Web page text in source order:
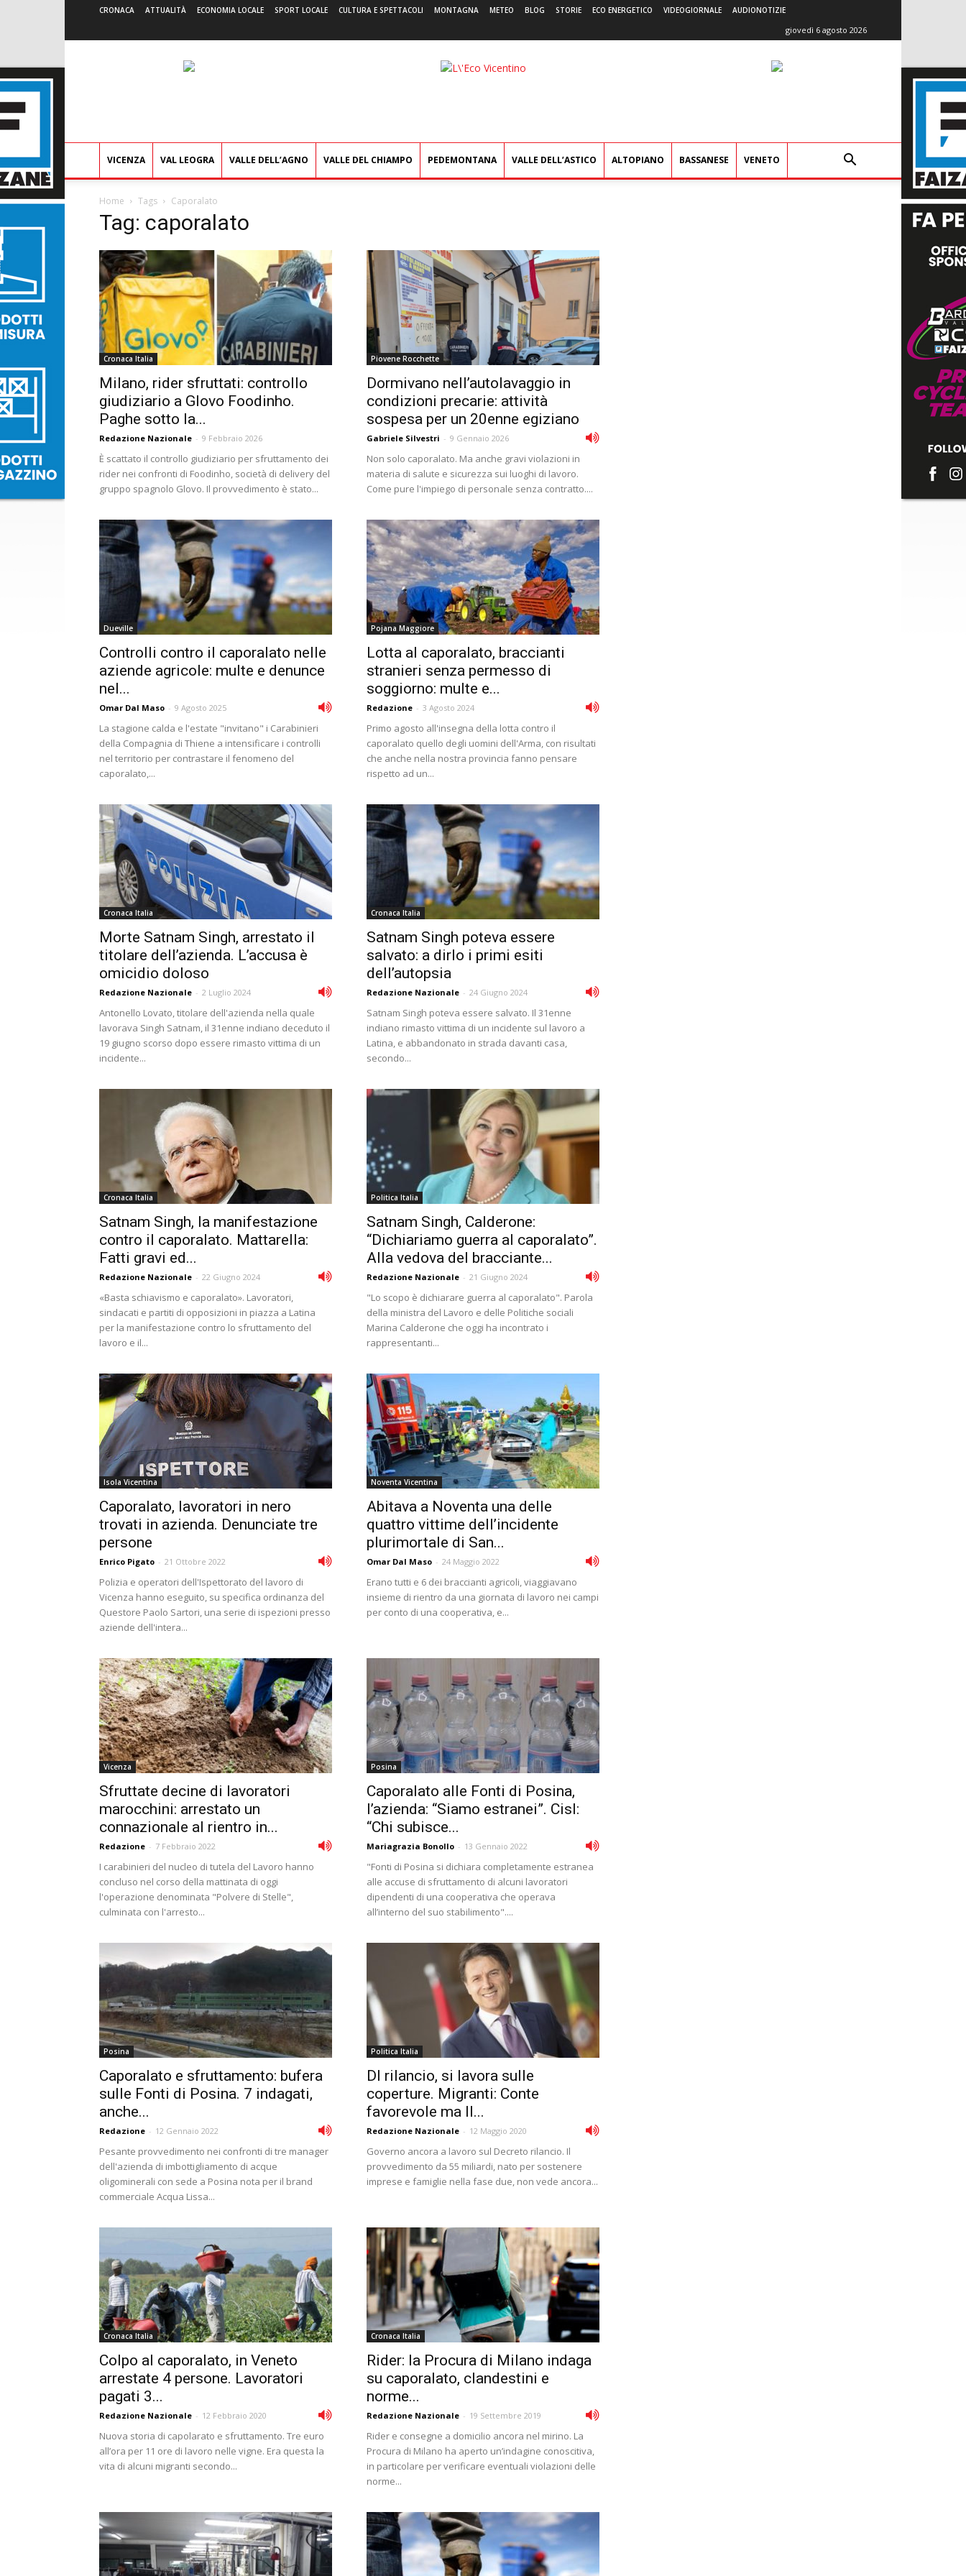
CRONACA ATTUALITÀ ECONOMIA LOCALE SPORT LOCALE CULTURA E SPETTACOLI MONTAGNA METEO BLOG STORIE ECO ENERGETICO VIDEOGIORNALE AUDIONOTIZIE
giovedì 6 agosto 2026
L'Eco
VICENZA VAL LEOGRA VALLE DELL’AGNO VALLE DEL CHIAMPO PEDEMONTANA VALLE DELL’ASTICO ALTOPIANO BASSANESE VENETO
Home Tags Caporalato
Tag: caporalato
Cronaca Italia
Milano, rider sfruttati: controllo
giudiziario a Glovo Foodinho.
Paghe sotto la...
Redazione Nazionale - 9 Febbraio 2026
È scattato il controllo giudiziario per sfruttamento dei
rider nei confronti di Foodinho, società di delivery del
gruppo spagnolo Glovo. Il provvedimento è stato...
Piovene Rocchette
Dormivano nell’autolavaggio in
condizioni precarie: attività
sospesa per un 20enne egiziano
Gabriele Silvestri - 9 Gennaio 2026
Non solo caporalato. Ma anche gravi violazioni in
materia di salute e sicurezza sui luoghi di lavoro.
Come pure l'impiego di personale senza contratto....
Dueville
Controlli contro il caporalato nelle
aziende agricole: multe e denunce
nel...
Omar Dal Maso - 9 Agosto 2025
La stagione calda e l'estate "invitano" i Carabinieri
della Compagnia di Thiene a intensificare i controlli
nel territorio per contrastare il fenomeno del
caporalato,...
Pojana Maggiore
Lotta al caporalato, braccianti
stranieri senza permesso di
soggiorno: multe e...
Redazione - 3 Agosto 2024
Primo agosto all'insegna della lotta contro il
caporalato quello degli uomini dell'Arma, con risultati
che anche nella nostra provincia fanno pensare
rispetto ad un...
Cronaca Italia
Morte Satnam Singh, arrestato il
titolare dell’azienda. L’accusa è
omicidio doloso
Redazione Nazionale - 2 Luglio 2024
Antonello Lovato, titolare dell'azienda nella quale
lavorava Singh Satnam, il 31enne indiano deceduto il
19 giugno scorso dopo essere rimasto vittima di un
incidente...
Cronaca Italia
Satnam Singh poteva essere
salvato: a dirlo i primi esiti
dell’autopsia
Redazione Nazionale - 24 Giugno 2024
Satnam Singh poteva essere salvato. Il 31enne
indiano rimasto vittima di un incidente sul lavoro a
Latina, e abbandonato in strada davanti casa,
secondo...
Cronaca Italia
Satnam Singh, la manifestazione
contro il caporalato. Mattarella:
Fatti gravi ed...
Redazione Nazionale - 22 Giugno 2024
«Basta schiavismo e caporalato». Lavoratori,
sindacati e partiti di opposizioni in piazza a Latina
per la manifestazione contro lo sfruttamento del
lavoro e il...
Politica Italia
Satnam Singh, Calderone:
“Dichiariamo guerra al caporalato”.
Alla vedova del bracciante...
Redazione Nazionale - 21 Giugno 2024
"Lo scopo è dichiarare guerra al caporalato". Parola
della ministra del Lavoro e delle Politiche sociali
Marina Calderone che oggi ha incontrato i
rappresentanti...
Isola Vicentina
Caporalato, lavoratori in nero
trovati in azienda. Denunciate tre
persone
Enrico Pigato - 21 Ottobre 2022
Polizia e operatori dell'Ispettorato del lavoro di
Vicenza hanno eseguito, su specifica ordinanza del
Questore Paolo Sartori, una serie di ispezioni presso
aziende dell'intera...
Noventa Vicentina
Abitava a Noventa una delle
quattro vittime dell’incidente
plurimortale di San...
Omar Dal Maso - 24 Maggio 2022
Erano tutti e 6 dei braccianti agricoli, viaggiavano
insieme di rientro da una giornata di lavoro nei campi
per conto di una cooperativa, e...
Vicenza
Sfruttate decine di lavoratori
marocchini: arrestato un
connazionale al rientro in...
Redazione - 7 Febbraio 2022
I carabinieri del nucleo di tutela del Lavoro hanno
concluso nel corso della mattinata di oggi
l'operazione denominata "Polvere di Stelle",
culminata con l'arresto...
Posina
Caporalato alle Fonti di Posina,
l’azienda: “Siamo estranei”. Cisl:
“Chi subisce...
Mariagrazia Bonollo - 13 Gennaio 2022
"Fonti di Posina si dichiara completamente estranea
alle accuse di sfruttamento di alcuni lavoratori
dipendenti di una cooperativa che operava
all’interno del suo stabilimento"....
Posina
Caporalato e sfruttamento: bufera
sulle Fonti di Posina. 7 indagati,
anche...
Redazione - 12 Gennaio 2022
Pesante provvedimento nei confronti di tre manager
dell'azienda di imbottigliamento di acque
oligominerali con sede a Posina nota per il brand
commerciale Acqua Lissa...
Politica Italia
Dl rilancio, si lavora sulle
coperture. Migranti: Conte
favorevole ma Il...
Redazione Nazionale - 12 Maggio 2020
Governo ancora a lavoro sul Decreto rilancio. Il
provvedimento da 55 miliardi, nato per sostenere
imprese e famiglie nella fase due, non vede ancora...
Cronaca Italia
Colpo al caporalato, in Veneto
arrestate 4 persone. Lavoratori
pagati 3...
Redazione Nazionale - 12 Febbraio 2020
Nuova storia di capolarato e sfruttamento. Tre euro
all’ora per 11 ore di lavoro nelle vigne. Era questa la
vita di alcuni migranti secondo...
Cronaca Italia
Rider: la Procura di Milano indaga
su caporalato, clandestini e
norme...
Redazione Nazionale - 19 Settembre 2019
Rider e consegne a domicilio ancora nel mirino. La
Procura di Milano ha aperto un’indagine conoscitiva,
in particolare per verificare eventuali violazioni delle
norme...